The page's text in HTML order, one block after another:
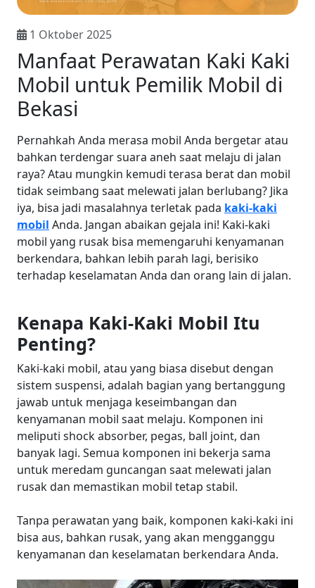
1 Oktober 2025
Manfaat Perawatan Kaki Kaki
Mobil untuk Pemilik Mobil di
Bekasi
Pernahkah Anda merasa mobil Anda bergetar atau
bahkan terdengar suara aneh saat melaju di jalan
raya? Atau mungkin kemudi terasa berat dan mobil
tidak seimbang saat melewati jalan berlubang? Jika
iya, bisa jadi masalahnya terletak pada kaki-kaki
mobil Anda. Jangan abaikan gejala ini! Kaki-kaki
mobil yang rusak bisa memengaruhi kenyamanan
berkendara, bahkan lebih parah lagi, berisiko
terhadap keselamatan Anda dan orang lain di jalan.
Kenapa Kaki-Kaki Mobil Itu
Penting?
Kaki-kaki mobil, atau yang biasa disebut dengan
sistem suspensi, adalah bagian yang bertanggung
jawab untuk menjaga keseimbangan dan
kenyamanan mobil saat melaju. Komponen ini
meliputi shock absorber, pegas, ball joint, dan
banyak lagi. Semua komponen ini bekerja sama
untuk meredam guncangan saat melewati jalan
rusak dan memastikan mobil tetap stabil.
Tanpa perawatan yang baik, komponen kaki-kaki ini
bisa aus, bahkan rusak, yang akan mengganggu
kenyamanan dan keselamatan berkendara Anda.